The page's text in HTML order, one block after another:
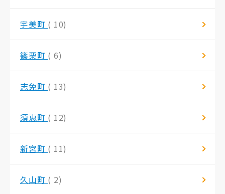
宇美町 ( 10)
篠栗町 ( 6)
志免町 ( 13)
須恵町 ( 12)
新宮町 ( 11)
久山町 ( 2)